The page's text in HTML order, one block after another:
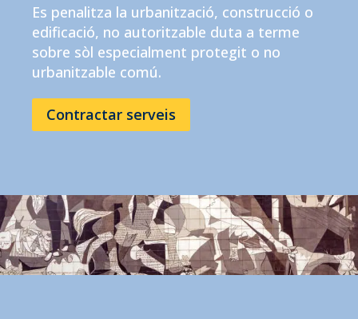
Es penalitza la urbanització, construcció o
edificació, no autoritzable duta a terme
sobre sòl especialment protegit o no
urbanitzable comú.
Contractar serveis